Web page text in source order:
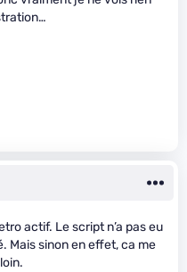
actif. Le script n’a pas eu
Mais sinon en effet, ca me